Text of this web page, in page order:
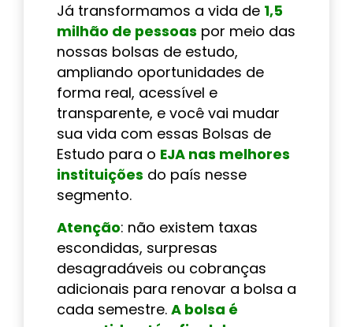
Já transformamos a vida de 1,5
milhão de pessoas por meio das
nossas bolsas de estudo,
ampliando oportunidades de
forma real, acessível e
transparente, e você vai mudar
sua vida com essas Bolsas de
Estudo para o EJA nas melhores
instituições do país nesse
segmento.
Atenção: não existem taxas
escondidas, surpresas
desagradáveis ou cobranças
adicionais para renovar a bolsa a
cada semestre. A bolsa é